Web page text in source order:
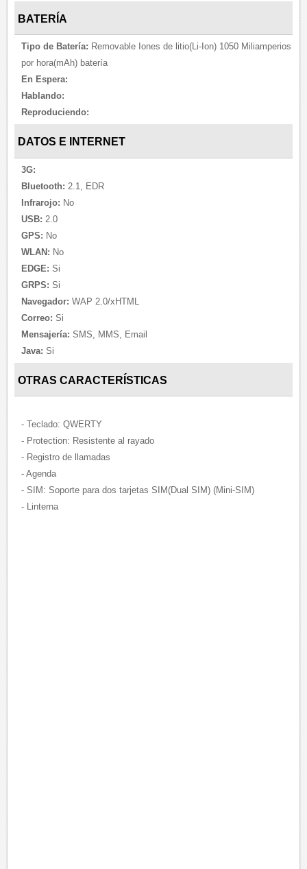
BATERÍA
Tipo de Batería: Removable Iones de litio(Li-Ion) 1050 Miliamperios
por hora(mAh) batería
En Espera:
Hablando:
Reproduciendo:
DATOS E INTERNET
3G:
Bluetooth: 2.1, EDR
Infrarojo: No
USB: 2.0
GPS: No
WLAN: No
EDGE: Si
GRPS: Si
Navegador: WAP 2.0/xHTML
Correo: Si
Mensajería: SMS, MMS, Email
Java: Si
OTRAS CARACTERÍSTICAS
- Teclado: QWERTY
- Protection: Resistente al rayado
- Registro de llamadas
- Agenda
- SIM: Soporte para dos tarjetas SIM(Dual SIM) (Mini-SIM)
- Linterna